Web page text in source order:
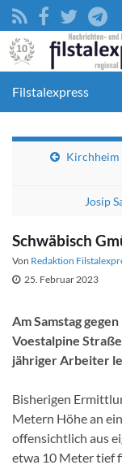
Filstalexpress
Kirchheim
Josip
Schwäbisch
Von Redaktion
25. Februar 2023
Am Samstag
Voestalpine
jähriger Arbeiter
Bisherigen
Metern Höhe an
offensichtlich aus
etwa 10 Meter tief